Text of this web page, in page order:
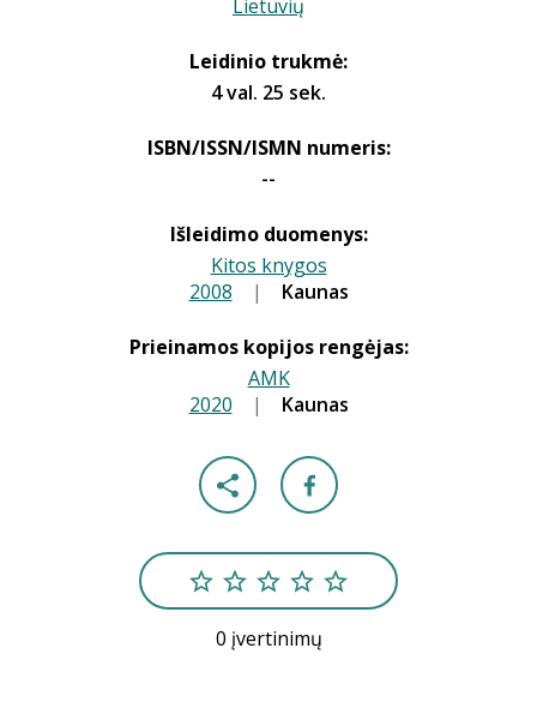
Lietuvių
Leidinio trukmė:
4 val. 25 sek.
ISBN/ISSN/ISMN numeris:
--
Išleidimo duomenys:
Kitos knygos
2008 | Kaunas
Prieinamos kopijos rengėjas:
AMK
2020 | Kaunas
0 įvertinimų